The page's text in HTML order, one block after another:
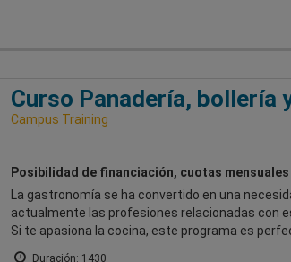
Curso Panadería, bollería
Campus Training
Posibilidad de financiación, cuotas
La gastronomía se ha convertido en una
actualmente las profesiones relacionadas con
Si te apasiona la cocina, este programa es
Duración: 1430